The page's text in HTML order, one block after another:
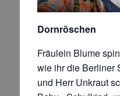
Dornröschen
Fräulein Blume
wie ihr die Berliner
und Herr Unkraut